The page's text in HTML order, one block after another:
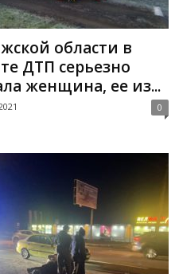
области в
ДТП серьезно
женщина, ее из...
0